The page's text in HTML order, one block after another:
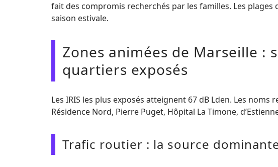
fait des compromis recherchés par les familles. Les
saison estivale.
Zones animées de Marseille :
quartiers exposés
Les IRIS les plus exposés atteignent 67 dB Lden. Les noms
Résidence Nord, Pierre Puget, Hôpital La Timone,
Trafic routier : la source